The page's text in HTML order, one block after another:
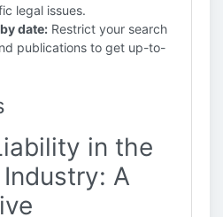
legal issues.
date: Restrict your search
publications to get up-to-
in the
A